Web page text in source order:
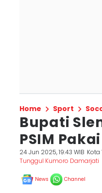
Home Sport
Bupati
PSIM
24 Jun 2025, 19:43 WIB Kota
Tunggul Kumoro Damarjati
News Channel